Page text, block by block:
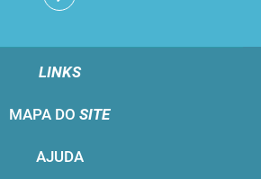
LINKS
MAPA DO SITE
AJUDA